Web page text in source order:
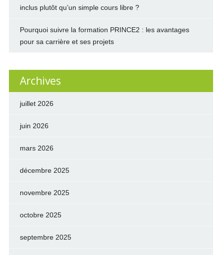
inclus plutôt qu’un simple cours libre ?
Pourquoi suivre la formation PRINCE2 : les avantages
pour sa carrière et ses projets
Archives
juillet 2026
juin 2026
mars 2026
décembre 2025
novembre 2025
octobre 2025
septembre 2025